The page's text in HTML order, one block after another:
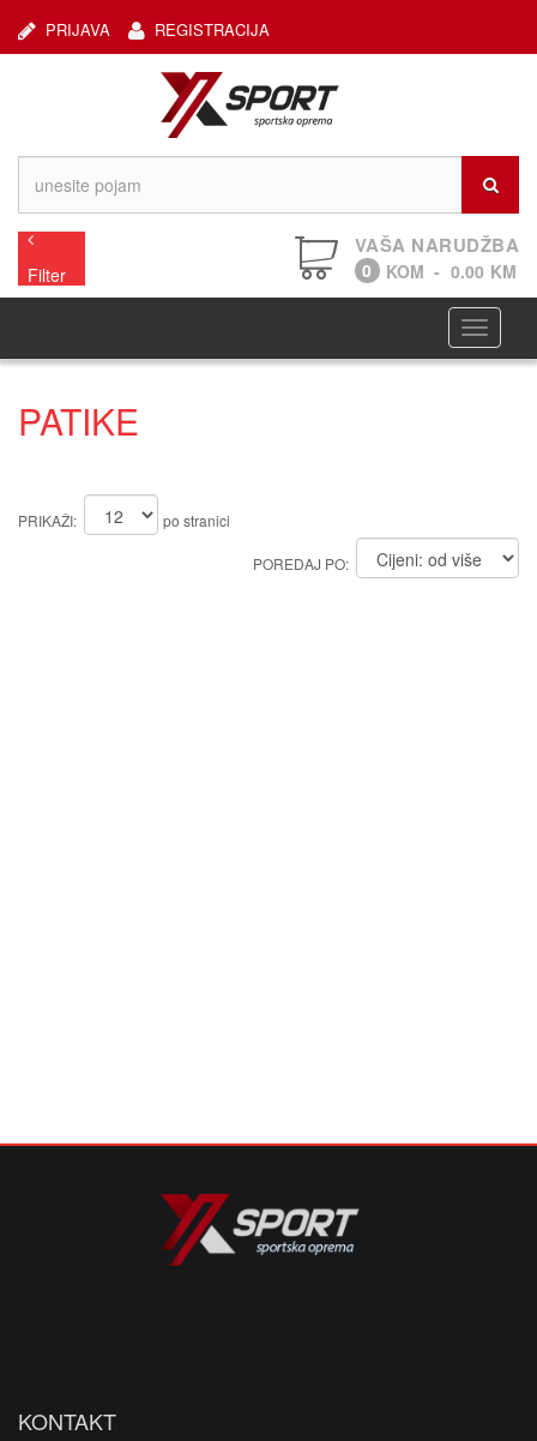
REGISTRACIJA
PRIJAVA
Filter
VAŠA NARUDŽBA
0 KOM - 0.00 KM
PATIKE
PRIKAŽI: po stranici
POREDAJ PO:
KONTAKT